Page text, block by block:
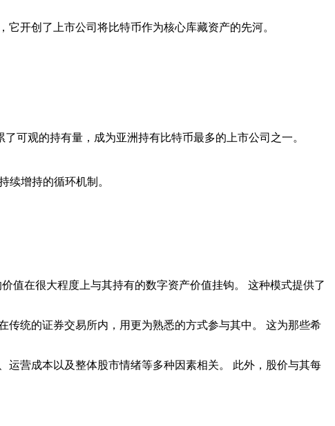
开创了上市公司将比特币作为核心库藏资产的先河。
可观的持有量，成为亚洲持有比特币最多的上市公司之一。
续增持的循环机制。
值在很大程度上与其持有的数字资产价值挂钩。 这种模式提供了
统的证券交易所内，用更为熟悉的方式参与其中。 这为那些希
营成本以及整体股市情绪等多种因素相关。 此外，股价与其每